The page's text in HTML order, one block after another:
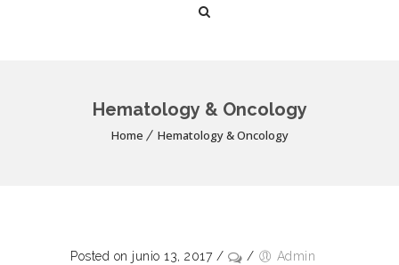
Hematology & Oncology
Home Hematology & Oncology
Posted on junio 13, 2017 / / Admin